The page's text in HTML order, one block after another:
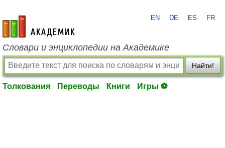
academic.ru
EN DE ES FR
Словари и энциклопедии на Академике
Найти!
Толкования Переводы Книги Игры ⚽